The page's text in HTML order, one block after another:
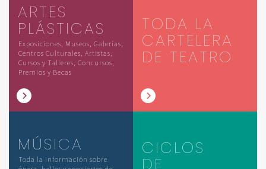
ARTES
PLÁSTICAS
Exposiciones, Museos, Galerías,
Centros Culturales, Artistas,
Cursos y Talleres, Concursos,
Premios y Becas
TODA LA
CARTELERA
DE TEATRO
MÚSICA
Toda la información sobre
CICLOS
DE